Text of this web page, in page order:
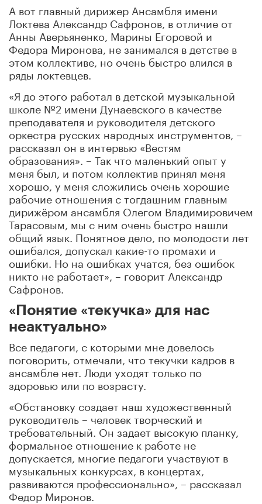
А вот главный дирижер Ансамбля имени
Локтева Александр Сафронов, в отличие от
Анны Аверьяненко, Марины Егоровой и
Федора Миронова, не занимался в детстве в
этом коллективе, но очень быстро влился в
ряды локтевцев.
«Я до этого работал в детской музыкальной
школе №2 имени Дунаевского в качестве
преподавателя и руководителя детского
оркестра русских народных инструментов, –
рассказал он в интервью «Вестям
образования». – Так что маленький опыт у
меня был, и потом коллектив принял меня
хорошо, у меня сложились очень хорошие
рабочие отношения с тогдашним главным
дирижёром ансамбля Олегом Владимировичем
Тарасовым, мы с ним очень быстро нашли
общий язык. Понятное дело, по молодости лет
ошибался, допускал какие-то промахи и
ошибки. Но на ошибках учатся, без ошибок
никто не работает», – говорит Александр
Сафронов.
«Понятие «текучка» для нас
неактуально»
Все педагоги, с которыми мне довелось
поговорить, отмечали, что текучки кадров в
ансамбле нет. Люди уходят только по
здоровью или по возрасту.
«Обстановку создает наш художественный
руководитель – человек творческий и
требовательный. Он задает высокую планку,
формальное отношение к работе не
допускается, многие педагоги участвуют в
музыкальных конкурсах, в концертах,
развиваются профессионально», – рассказал
Федор Миронов.